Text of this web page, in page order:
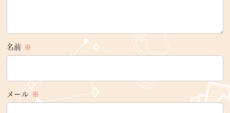
名前 ※
メール ※